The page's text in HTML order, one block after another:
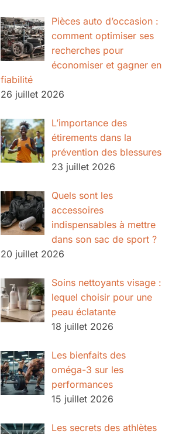
Pièces auto d’occasion :
comment optimiser ses
recherches pour
économiser et gagner en
fiabilité
26 juillet 2026
L’importance des
étirements dans la
prévention des blessures
23 juillet 2026
Quels sont les
accessoires
indispensables à mettre
dans son sac de sport ?
20 juillet 2026
Soins nettoyants visage :
lequel choisir pour une
peau éclatante
18 juillet 2026
Les bienfaits des
oméga-3 sur les
performances
15 juillet 2026
Les secrets des athlètes